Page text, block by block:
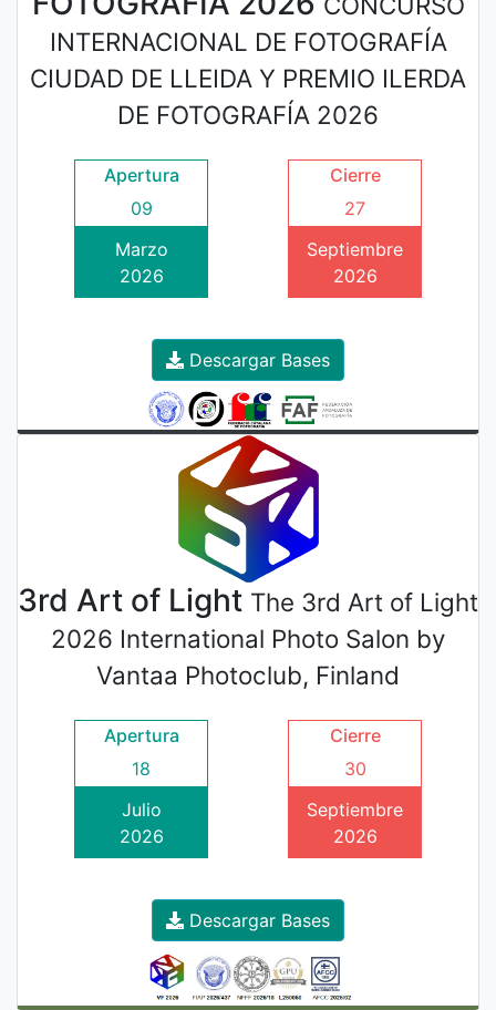
INTERNACIONAL DE FOTOGRAFÍA
CIUDAD DE LLEIDA Y PREMIO ILERDA
DE FOTOGRAFÍA 2026
Apertura
09
Marzo
2026
Cierre
27
Septiembre
2026
Descargar Bases
3rd Art of Light The 3rd Art of Light
2026 International Photo Salon by
Vantaa Photoclub, Finland
Apertura
18
Julio
2026
Cierre
30
Septiembre
2026
Descargar Bases